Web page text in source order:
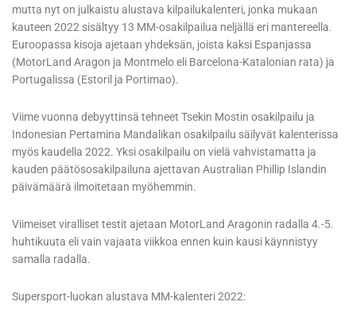
mutta nyt on julkaistu alustava kilpailukalenteri, jonka mukaan
kauteen 2022 sisältyy 13 MM-osakilpailua neljällä eri mantereella.
Euroopassa kisoja ajetaan yhdeksän, joista kaksi Espanjassa
(MotorLand Aragon ja Montmelo eli Barcelona-Katalonian rata) ja
Portugalissa (Estoril ja Portimao).
Viime vuonna debyyttinsä tehneet Tsekin Mostin osakilpailu ja
Indonesian Pertamina Mandalikan osakilpailu säilyvät kalenterissa
myös kaudella 2022. Yksi osakilpailu on vielä vahvistamatta ja
kauden päätösosakilpailuna ajettavan Australian Phillip Islandin
päivämäärä ilmoitetaan myöhemmin.
Viimeiset viralliset testit ajetaan MotorLand Aragonin radalla 4.-5.
huhtikuuta eli vain vajaata viikkoa ennen kuin kausi käynnistyy
samalla radalla.
Supersport-luokan alustava MM-kalenteri 2022: